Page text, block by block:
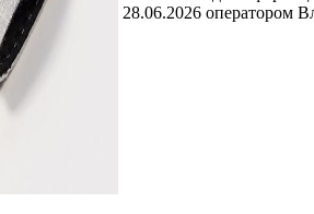
28.06.2026 оператором